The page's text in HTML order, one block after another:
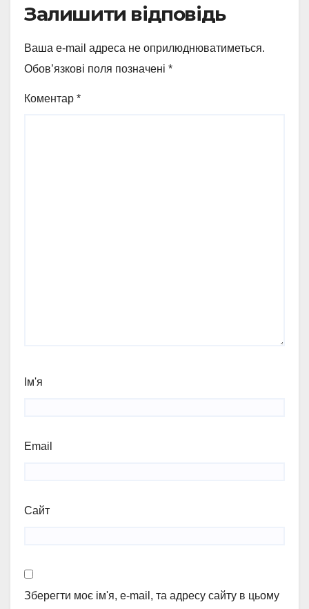
Залишити відповідь
Ваша e-mail адреса не оприлюднюватиметься.
Обов’язкові поля позначені *
Коментар *
Ім'я
Email
Сайт
Зберегти моє ім'я, e-mail, та адресу сайту в цьому